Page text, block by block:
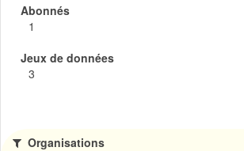
Abonnés
1
Jeux de données
3
Organisations